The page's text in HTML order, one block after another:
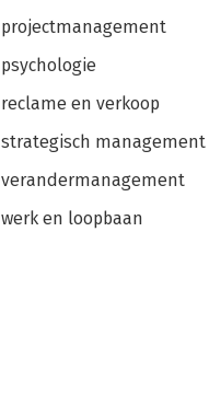
projectmanagement
psychologie
reclame en verkoop
strategisch management
verandermanagement
werk en loopbaan